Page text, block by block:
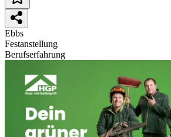
Ebbs
Festanstellung
Berufserfahrung